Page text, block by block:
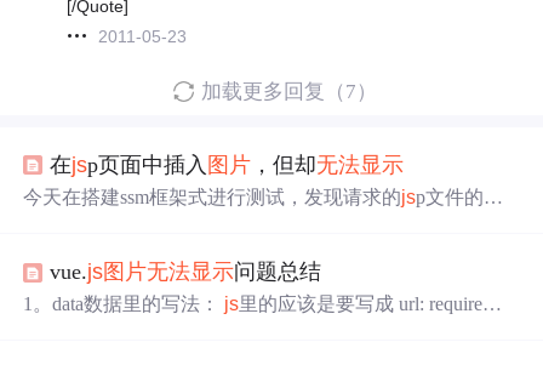
[/Quote]
2011-05-23
加载更多回复（7）
在jsp页面中插入 图片 ，但却无法显示
今天在搭建ssm框架式进行测试，发现请求的jsp文件的图
uot;100%&amp;quot; border=&amp;quot;0&amp;quot; cellpaddi
ng=&amp;quot;0&amp;quot; cellspacing=&a
vue.js图片无法显示问题总结
1。data数据里的写法： js里的应该是要写成 url: require